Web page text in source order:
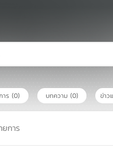
าร (0) บทความ (0) ข่าว
ยการ